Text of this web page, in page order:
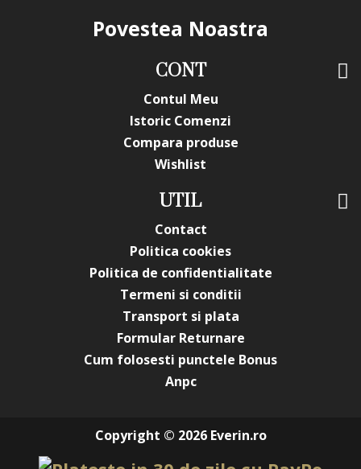
Povestea Noastra
CONT
Contul Meu
Istoric Comenzi
Compara produse
Wishlist
UTIL
Contact
Politica cookies
Politica de confidentialitate
Termeni si conditii
Transport si plata
Formular Returnare
Cum folosesti punctele Bonus
Anpc
Copyright © 2026 Everin.ro